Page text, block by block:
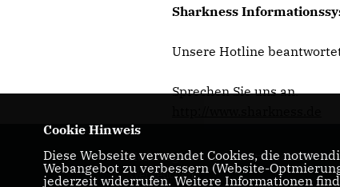
Sharkness
Unsere Hotline
Sprechen Sie uns an.
Homepage des CDU Stadtverbandes
Werneuchen
Cookie Hinweis
Diese Webseite verwendet Cookies, die
Webangebot zu verbessern (Website-
jederzeit widerrufen. Weitere Informationen